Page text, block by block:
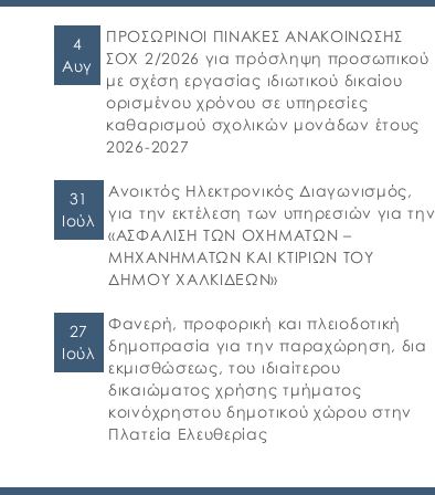
ηλεκτρονική υποβολή αιτήσεων για τη
συμμετοχή στο πρόγραμμα «Προώθηση και
υποστήριξη παιδιών για την ένταξή τους
στην προσχολική εκπαίδευση καθώς και για
τη πρόσβαση παιδιών σχολικής ηλικίας,
εφήβων και ατόμων με αναπηρία, σε
υπηρεσίες δημιουργικής απασχόλησης» για
4
Αυγ
ΠΡΟΣΩΡΙΝΟΙ ΠΙΝΑΚΕΣ ΑΝΑΚΟΙΝΩΣΗΣ
ΣΟΧ 2/2026 για πρόσληψη προσωπικού
με σχέση εργασίας ιδιωτικού δικαίου
ορισμένου χρόνου σε υπηρεσίες
καθαρισμού σχολικών μονάδων έτους
2026-2027
31
Ιούλ
Ανοικτός Ηλεκτρονικός Διαγωνισμός,
για την εκτέλεση των υπηρεσιών για την
«ΑΣΦΑΛΙΣΗ ΤΩΝ ΟΧΗΜΑΤΩΝ –
ΜΗΧΑΝΗΜΑΤΩΝ ΚΑΙ ΚΤΙΡΙΩΝ ΤΟΥ
ΔΗΜΟΥ ΧΑΛΚΙΔΕΩΝ»
27
Ιούλ
Φανερή, προφορική και πλειοδοτική
δημοπρασία για την παραχώρηση, δια
εκμισθώσεως, του ιδιαίτερου
δικαιώματος χρήσης τμήματος
κοινόχρηστου δημοτικού χώρου στην
Πλατεία Ελευθερίας